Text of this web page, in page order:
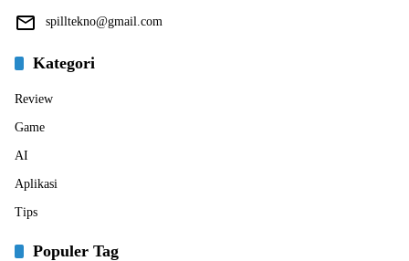
spilltekno@gmail.com
Kategori
Review
Game
AI
Aplikasi
Tips
Populer Tag